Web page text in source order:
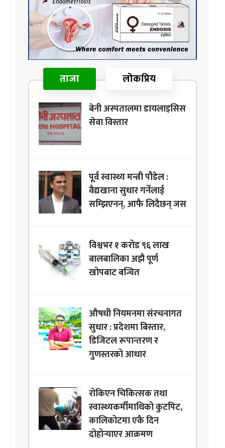
ताजा लोकप्रिय
बेनी अस्पतालमा डायलाइसिस
सेवा विस्तार
पूर्व स्वास्थ्य मन्त्री पौडेल :
वैद्यखाना सुधार गर्नेलाई
सम्झिएनन्, आफै लिदैछन् जस
विश्वभर १ करोड ९६ लाख
बालबालिका अझै पूर्ण
खोपबाट बन्चित
औषधी नियमनमा संरचनागत
सुधार : प्रदेशमा बिस्तार,
डिजिटल रूपान्तरण र
गुणस्तरको आधार
रोकिएन चिकित्सक तथा
स्वास्थ्यकर्मीमाथिको कुटपिट,
कालिकोटमा एकै दिन
दोहोर्‍याएर आक्रमण